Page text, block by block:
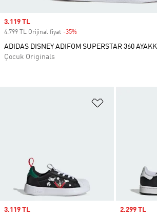
Sale price
3.119 TL Sale price
2.299 TL
Sale price
3.119 TL
4.799 TL Orijinal fiyat -35%
ADIDAS DISNEY ADIFOM SUPERSTAR 360
Çocuk Originals